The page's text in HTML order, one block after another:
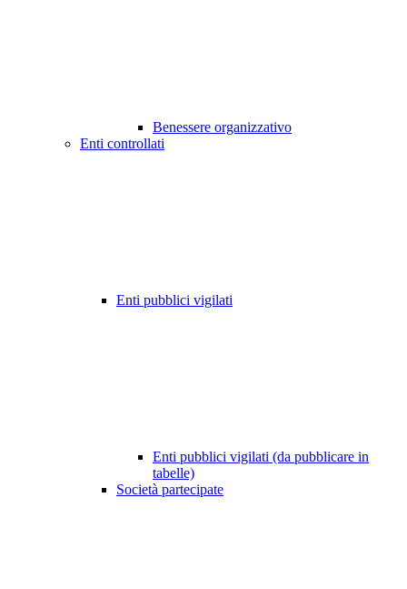
Benessere organizzativo
Enti controllati
Enti pubblici vigilati
Enti pubblici vigilati (da pubblicare in
tabelle)
Società partecipate